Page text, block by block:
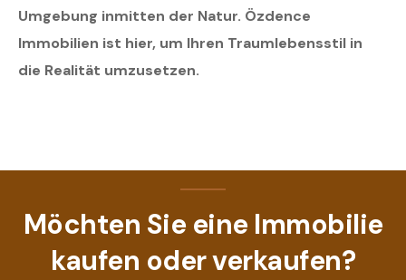
Umgebung inmitten der Natur. Özdence
Immobilien ist hier, um Ihren Traumlebensstil in
die Realität umzusetzen.
Möchten Sie eine Immobilie
kaufen oder verkaufen?